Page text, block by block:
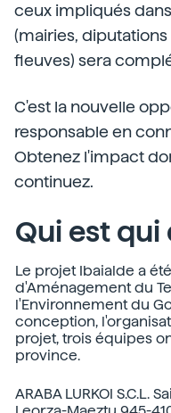
ceux impliqués
(mairies,
fleuves) sera
C'est la nouvelle
responsable en
Obtenez l'impact
continuez.
Qui est qui
Le projet Ibaialde a
d'Aménagement du
l'Environnement du
conception,
projet, trois équipes
province.
ARABA LURKOI S.C.L.